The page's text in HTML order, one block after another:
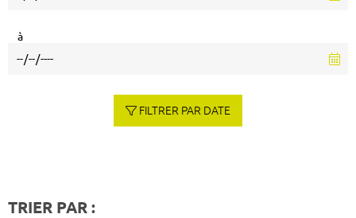
à
FILTRER PAR DATE
TRIER PAR :